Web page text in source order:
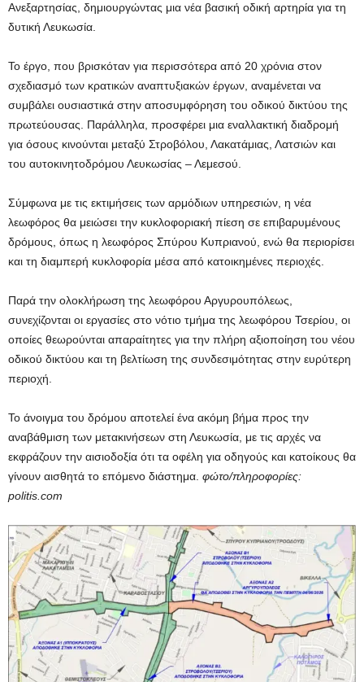
Ανεξαρτησίας, δημιουργώντας μια νέα βασική οδική αρτηρία για τη
δυτική Λευκωσία.
Το έργο, που βρισκόταν για περισσότερα από 20 χρόνια στον
σχεδιασμό των κρατικών αναπτυξιακών έργων, αναμένεται να
συμβάλει ουσιαστικά στην αποσυμφόρηση του οδικού δικτύου της
πρωτεύουσας. Παράλληλα, προσφέρει μια εναλλακτική διαδρομή
για όσους κινούνται μεταξύ Στροβόλου, Λακατάμιας, Λατσιών και
του αυτοκινητοδρόμου Λευκωσίας – Λεμεσού.
Σύμφωνα με τις εκτιμήσεις των αρμόδιων υπηρεσιών, η νέα
λεωφόρος θα μειώσει την κυκλοφοριακή πίεση σε επιβαρυμένους
δρόμους, όπως η λεωφόρος Σπύρου Κυπριανού, ενώ θα περιορίσει
και τη διαμπερή κυκλοφορία μέσα από κατοικημένες περιοχές.
Παρά την ολοκλήρωση της λεωφόρου Αργυρουπόλεως,
συνεχίζονται οι εργασίες στο νότιο τμήμα της λεωφόρου Τσερίου, οι
οποίες θεωρούνται απαραίτητες για την πλήρη αξιοποίηση του νέου
οδικού δικτύου και τη βελτίωση της συνδεσιμότητας στην ευρύτερη
περιοχή.
Το άνοιγμα του δρόμου αποτελεί ένα ακόμη βήμα προς την
αναβάθμιση των μετακινήσεων στη Λευκωσία, με τις αρχές να
εκφράζουν την αισιοδοξία ότι τα οφέλη για οδηγούς και κατοίκους θα
γίνουν αισθητά το επόμενο διάστημα. φώτο/πληροφορίες:
politis.com